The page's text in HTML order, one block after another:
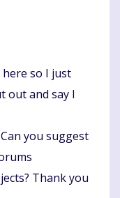
here so I just
out and say I
you suggest
Thank you